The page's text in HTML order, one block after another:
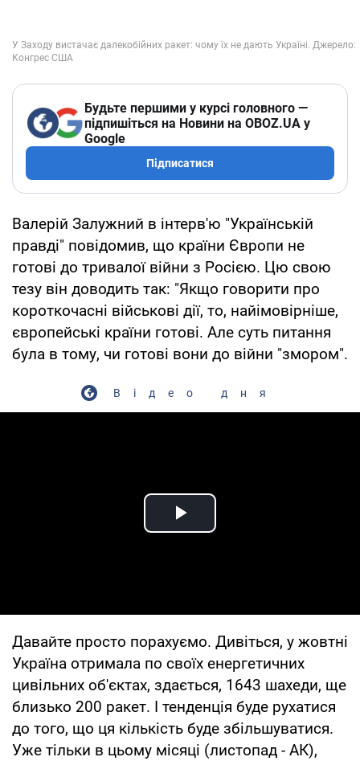
Будьте першими у курсі головного —
підпишіться на Новини на OBOZ.UA у
Google
Підписатися
Валерій Залужний в інтерв'ю "Українській
правді" повідомив, що країни Європи не
готові до тривалої війни з Росією. Цю свою
тезу він доводить так: "Якщо говорити про
короткочасні військові дії, то, найімовірніше,
європейські країни готові. Але суть питання
була в тому, чи готові вони до війни "змором".
Відео дня
Play Video
Давайте просто порахуємо. Дивіться, у жовтні
Україна отримала по своїх енергетичних
цивільних об'єктах, здається, 1643 шахеди, ще
близько 200 ракет. І тенденція буде рухатися
до того, що ця кількість буде збільшуватися.
Уже тільки в цьому місяці (листопад - АК),